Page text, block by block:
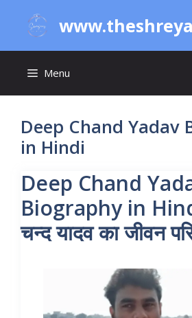
content
Menu
Deep Chand Yadav
in Hindi
Deep Chand
Biography in
चन्द यादव का जीवन